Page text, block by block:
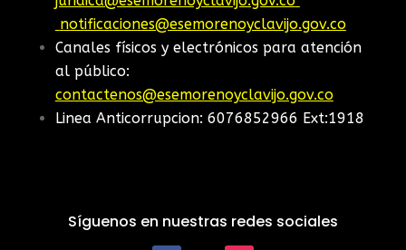
notificaciones@esemorenoyclavijo.gov.co
Canales físicos y electrónicos para atención
al público:
contactenos@esemorenoyclavijo.gov.co
Linea Anticorrupcion: 6076852966 Ext:1918
Síguenos en nuestras redes sociales